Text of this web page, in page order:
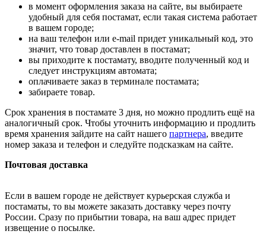
в момент оформления заказа на сайте, вы выбираете
удобный для себя постамат, если такая система работает
в вашем городе;
на ваш телефон или e-mail придет уникальный код, это
значит, что товар доставлен в постамат;
вы приходите к постамату, вводите полученный код и
следует инструкциям автомата;
оплачиваете заказ в терминале постамата;
забираете товар.
Срок хранения в постамате 3 дня, но можно продлить ещё на
аналогичный срок. Чтобы уточнить информацию и продлить
время хранения зайдите на сайт нашего партнера, введите
номер заказа и телефон и следуйте подсказкам на сайте.
Почтовая доставка
Если в вашем городе не действует курьерская служба и
постаматы, то вы можете заказать доставку через почту
России. Сразу по прибытии товара, на ваш адрес придет
извещение о посылке.